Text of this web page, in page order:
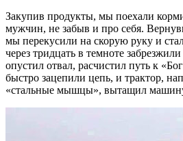
Закупив продукты, мы поехали
мужчин, не забыв и про себя.
мы перекусили на скорую руку и
через тридцать в темноте
опустил отвал, расчистил путь к
быстро зацепили цепь, и трактор,
«стальные мышцы», вытащил машину